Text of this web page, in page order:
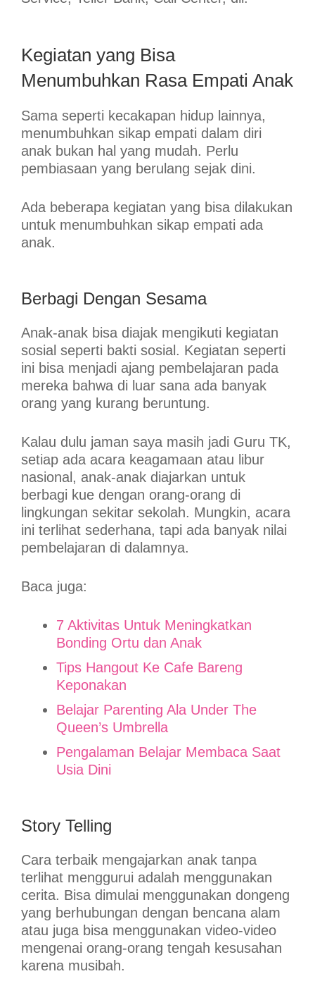
Kegiatan yang Bisa
Menumbuhkan Rasa Empati Anak
Sama seperti kecakapan hidup lainnya,
menumbuhkan sikap empati dalam diri
anak bukan hal yang mudah. Perlu
pembiasaan yang berulang sejak dini.
Ada beberapa kegiatan yang bisa dilakukan
untuk menumbuhkan sikap empati ada
anak.
Berbagi Dengan Sesama
Anak-anak bisa diajak mengikuti kegiatan
sosial seperti bakti sosial. Kegiatan seperti
ini bisa menjadi ajang pembelajaran pada
mereka bahwa di luar sana ada banyak
orang yang kurang beruntung.
Kalau dulu jaman saya masih jadi Guru TK,
setiap ada acara keagamaan atau libur
nasional, anak-anak diajarkan untuk
berbagi kue dengan orang-orang di
lingkungan sekitar sekolah. Mungkin, acara
ini terlihat sederhana, tapi ada banyak nilai
pembelajaran di dalamnya.
Baca juga:
7 Aktivitas Untuk Meningkatkan
Bonding Ortu dan Anak
Tips Hangout Ke Cafe Bareng
Keponakan
Belajar Parenting Ala Under The
Queen’s Umbrella
Pengalaman Belajar Membaca Saat
Usia Dini
Story Telling
Cara terbaik mengajarkan anak tanpa
terlihat menggurui adalah menggunakan
cerita. Bisa dimulai menggunakan dongeng
yang berhubungan dengan bencana alam
atau juga bisa menggunakan video-video
mengenai orang-orang tengah kesusahan
karena musibah.